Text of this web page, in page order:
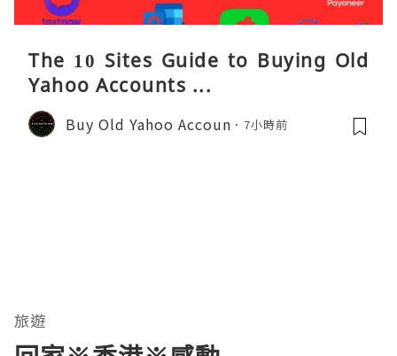
The 10 Sites Guide to Buying Old
Yahoo Accounts ...
Buy Old Yahoo Accoun 7小時前
旅遊